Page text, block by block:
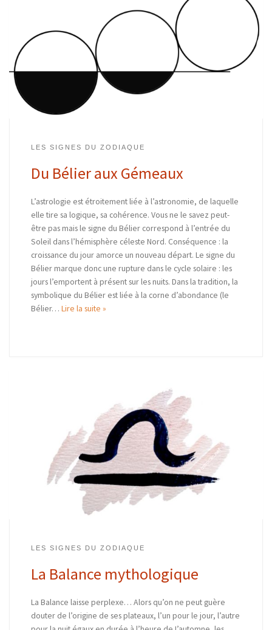
LES SIGNES DU ZODIAQUE
Du Bélier aux Gémeaux
L’astrologie est étroitement liée à l’astronomie, de laquelle
elle tire sa logique, sa cohérence. Vous ne le savez peut-
être pas mais le signe du Bélier correspond à l’entrée du
Soleil dans l’hémisphère céleste Nord. Conséquence : la
croissance du jour amorce un nouveau départ. Le signe du
Bélier marque donc une rupture dans le cycle solaire : les
jours l’emportent à présent sur les nuits. Dans la tradition, la
symbolique du Bélier est liée à la corne d’abondance (le
Bélier… Lire la suite »
LES SIGNES DU ZODIAQUE
La Balance mythologique
La Balance laisse perplexe… Alors qu’on ne peut guère
douter de l’origine de ses plateaux, l’un pour le jour, l’autre